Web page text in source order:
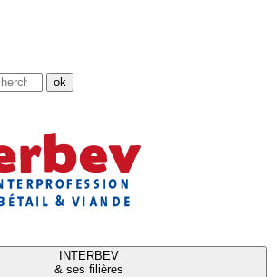
INTERBEV
& ses filières